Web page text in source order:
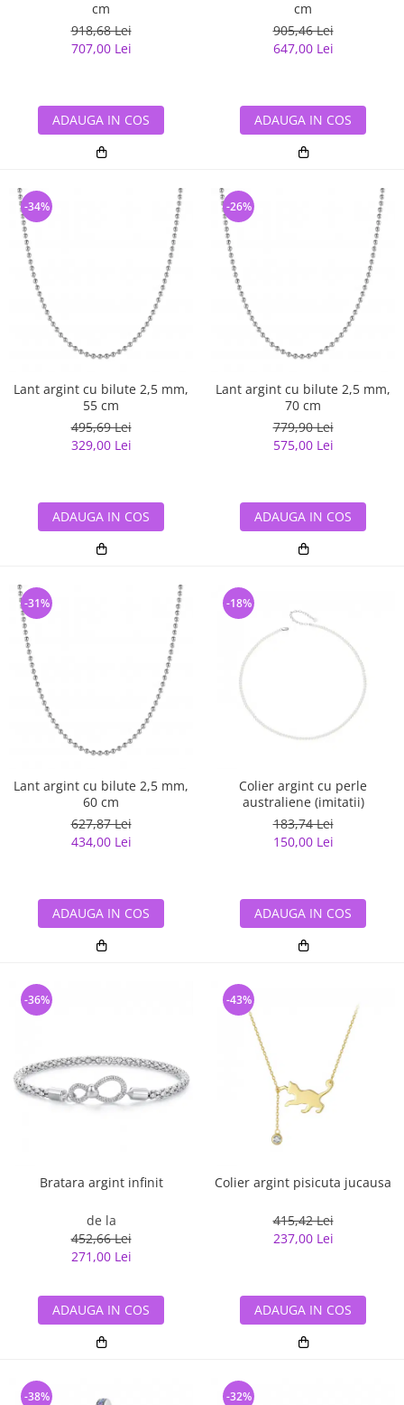
cm
918,68 Lei
707,00 Lei
ADAUGA IN COS
cm
905,46 Lei
647,00 Lei
ADAUGA IN COS
Lant argint cu bilute 2,5 mm,
55 cm
495,69 Lei
329,00 Lei
-34%
ADAUGA IN COS
Lant argint cu bilute 2,5 mm,
70 cm
779,90 Lei
575,00 Lei
-26%
ADAUGA IN COS
Lant argint cu bilute 2,5 mm,
60 cm
627,87 Lei
434,00 Lei
-31%
ADAUGA IN COS
Colier argint cu perle
australiene (imitatii)
183,74 Lei
150,00 Lei
-18%
ADAUGA IN COS
Bratara argint infinit
de la
452,66 Lei
271,00 Lei
-36%
ADAUGA IN COS
Colier argint pisicuta jucausa
415,42 Lei
237,00 Lei
-43%
ADAUGA IN COS
-38% -32%